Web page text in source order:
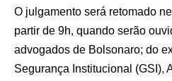
O julgamento será retomado
partir de 9h, quando serão
advogados de Bolsonaro; do
Segurança Institucional (GSI),